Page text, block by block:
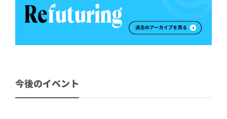
今後のイベント